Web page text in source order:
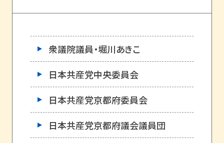
衆議院議員・堀川あきこ
日本共産党中央委員会
日本共産党京都府委員会
日本共産党京都府議会議員団